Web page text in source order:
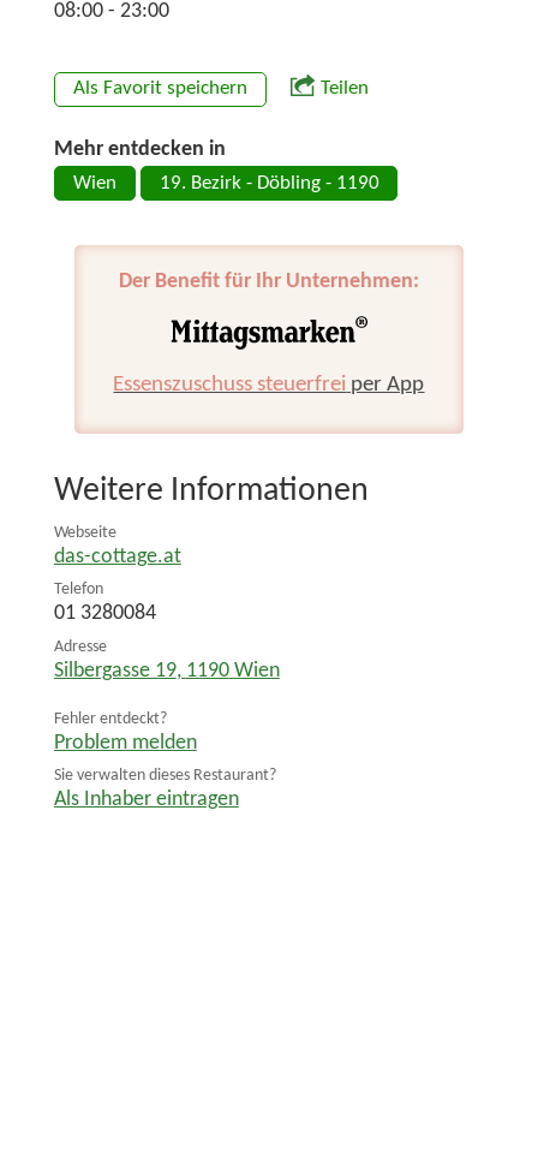
08:00 - 23:00
Als Favorit speichern Teilen
Mehr entdecken in
Wien 19. Bezirk - Döbling - 1190
Der Benefit für Ihr Unternehmen:
Essenszuschuss steuerfrei per App
Weitere Informationen
Webseite
das-cottage.at
Telefon
01 3280084
Adresse
Silbergasse 19, 1190 Wien
Fehler entdeckt?
Problem melden
Sie verwalten dieses Restaurant?
Als Inhaber eintragen